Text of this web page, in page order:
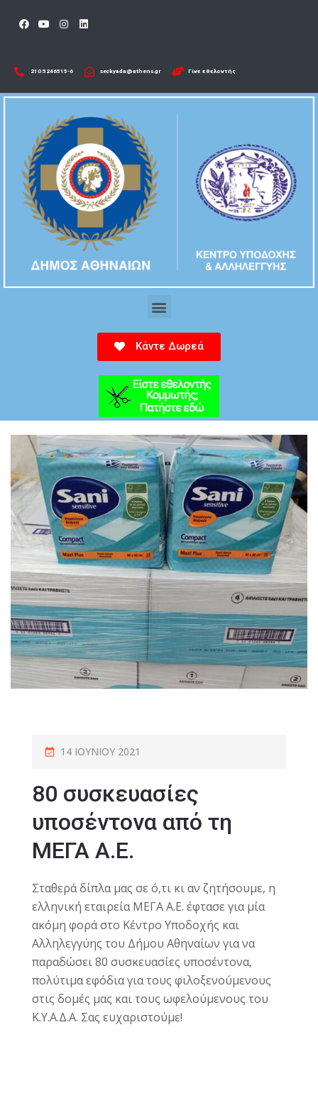
210 5246515-6​ seckyada@athens.gr Γίνε εθελοντής
Κάντε Δωρεά
14 ΙΟΥΝΊΟΥ 2021
80 συσκευασίες
υποσέντονα από τη
ΜΕΓΑ Α.Ε.
Σταθερά δίπλα μας σε ό,τι κι αν ζητήσουμε, η
ελληνική εταιρεία ΜΕΓΑ Α.Ε. έφτασε για μία
ακόμη φορά στο Κέντρο Υποδοχής και
Αλληλεγγύης του Δήμου Αθηναίων για να
παραδώσει 80 συσκευασίες υποσέντονα,
πολύτιμα εφόδια για τους φιλοξενούμενους
στις δομές μας και τους ωφελούμενους του
Κ.Υ.Α.Δ.Α. Σας ευχαριστούμε!